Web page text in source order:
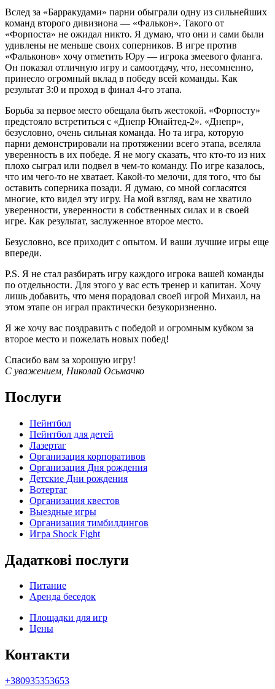
Вслед за «Барракудами» парни обыграли одну из сильнейших
команд второго дивизиона — «Фалькон». Такого от
«Форпоста» не ожидал никто. Я думаю, что они и сами были
удивлены не меньше своих соперников. В игре против
«Фальконов» хочу отметить Юру — игрока змеевого фланга.
Он показал отличную игру и самоотдачу, что, несомненно,
принесло огромный вклад в победу всей команды. Как
результат 3:0 и проход в финал 4-го этапа.
Борьба за первое место обещала быть жестокой. «Форпосту»
предстояло встретиться с «Днепр Юнайтед-2». «Днепр»,
безусловно, очень сильная команда. Но та игра, которую
парни демонстрировали на протяжении всего этапа, вселяла
уверенность в их победе. Я не могу сказать, что кто-то из них
плохо сыграл или подвел в чем-то команду. По игре казалось,
что им чего-то не хватает. Какой-то мелочи, для того, что бы
оставить соперника позади. Я думаю, со мной согласятся
многие, кто видел эту игру. На мой взгляд, вам не хватило
уверенности, уверенности в собственных силах и в своей
игре. Как результат, заслуженное второе место.
Безусловно, все приходит с опытом. И ваши лучшие игры еще
впереди.
P.S. Я не стал разбирать игру каждого игрока вашей команды
по отдельности. Для этого у вас есть тренер и капитан. Хочу
лишь добавить, что меня порадовал своей игрой Михаил, на
этом этапе он играл практически безукоризненно.
Я же хочу вас поздравить с победой и огромным кубком за
второе место и пожелать новых побед!
Спасибо вам за хорошую игру!
С уважением, Николай Осьмачко
Послуги
Пейнтбол
Пейнтбол для детей
Лазертаг
Организация корпоративов
Организация Дня рождения
Детские Дни рождения
Вотертаг
Организация квестов
Выездные игры
Организация тимбилдингов
Игра Shock Fight
Дадаткові послуги
Питание
Аренда беседок
Площадки для игр
Цены
Контакти
+380935353653